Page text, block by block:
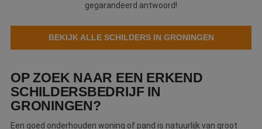
Magazines
gegarandeerd antwoord!
BEKIJK ALLE SCHILDERS IN GRONINGEN
OP ZOEK NAAR EEN ERKEND
SCHILDERSBEDRIJF IN
GRONINGEN?
Een goed onderhouden woning of pand is natuurlijk van groot